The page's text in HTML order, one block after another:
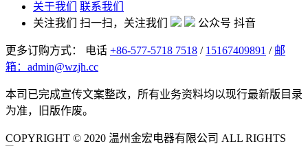
关于我们
联系我们
关注我们
扫一扫，关注我们 公众号 抖音
更多订购方式： 电话 +86-577-5718 7518 / 15167409891 / 邮
箱：admin@wzjh.cc
本司已完成宣传文案整改，所有业务资料均以现行最新版目录
为准，旧版作废。
COPYRIGHT © 2020 温州金宏电器有限公司 ALL RIGHTS